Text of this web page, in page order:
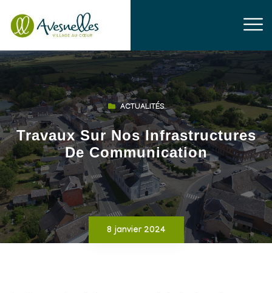
ACTUALITÉS
Travaux Sur Nos Infrastructures
De Communication
8 janvier 2024